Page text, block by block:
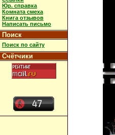
Юр. справка
Комната смеха
Книга отзывов
Написать письмо
Поиск
Поиск по сайту
Счётчики